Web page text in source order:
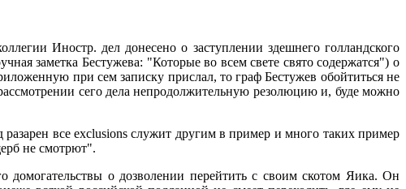
Иностр. дел донесено о заступлении здешнего голландского
заметка Бестужева: "Которые во всем свете свято содержатся") о
при сем записку прислал, то граф Бестужев обойтиться не
сего дела непродолжительную резолюцию и, буде можно
все exclusions служит другим в пример и много таких пример
не смотрют".
домогательствы о дозволении перейтить с своим скотом Яика. Он